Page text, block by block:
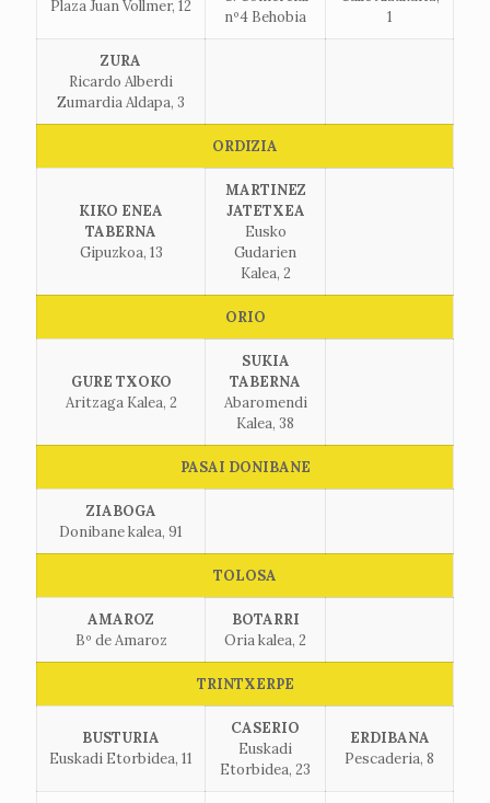
Plaza Juan Vollmer, 12
nº4 Behobia
1
ZURA
Ricardo Alberdi
Zumardia Aldapa, 3
ORDIZIA
KIKO ENEA
TABERNA
Gipuzkoa, 13
MARTINEZ
JATETXEA
Eusko
Gudarien
Kalea, 2
ORIO
GURE TXOKO
Aritzaga Kalea, 2
SUKIA
TABERNA
Abaromendi
Kalea, 38
PASAI DONIBANE
ZIABOGA
Donibane kalea, 91
TOLOSA
AMAROZ
Bº de Amaroz
BOTARRI
Oria kalea, 2
TRINTXERPE
BUSTURIA
Euskadi Etorbidea, 11
CASERIO
Euskadi
Etorbidea, 23
ERDIBANA
Pescaderia, 8